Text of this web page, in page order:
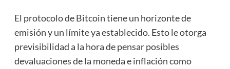
El protocolo de Bitcoin tiene un horizonte de
emisión y un límite ya establecido. Esto le otorga
previsibilidad a la hora de pensar posibles
devaluaciones de la moneda e inflación como